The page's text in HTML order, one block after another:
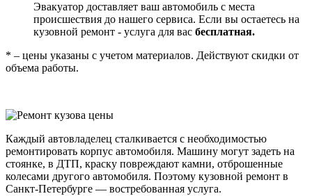
Эвакуатор доставляет ваш автомобиль с места
происшествия до нашего сервиса. Если вы остаетесь на
кузовной ремонт - услуга для вас бесплатная.
* – цены указаны с учетом материалов. Действуют скидки от
объема работы.
Каждый автовладелец сталкивается с необходимостью
ремонтировать корпус автомобиля. Машину могут задеть на
стоянке, в ДТП, краску повреждают камни, отброшенные
колесами другого автомобиля. Поэтому кузовной ремонт в
Санкт-Петербурге — востребованная услуга.